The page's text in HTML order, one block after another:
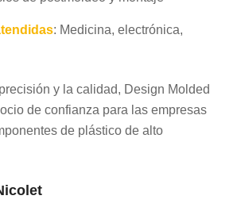
: Medicina, electrónica,
y la calidad, Design Molded
de confianza para las empresas
de plástico de alto